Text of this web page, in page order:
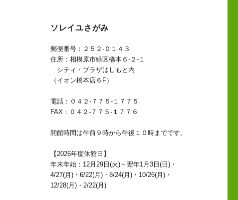
ソレイユさがみ
郵便番号：２５２-０１４３
住所：相模原市緑区橋本６-２-１
シティ・プラザはしもと内
（イオン橋本店６F）
電話：０４２-７７５-１７７５
FAX：０４２-７７５-１７７６
開館時間は午前９時から午後１０時までです。
【2026年度休館日】
年末年始：12月29日(火)～翌年1月3日(日)・
4/27(月)・6/22(月)・8/24(月)・10/26(月)・
12/28(月)・2/22(月)